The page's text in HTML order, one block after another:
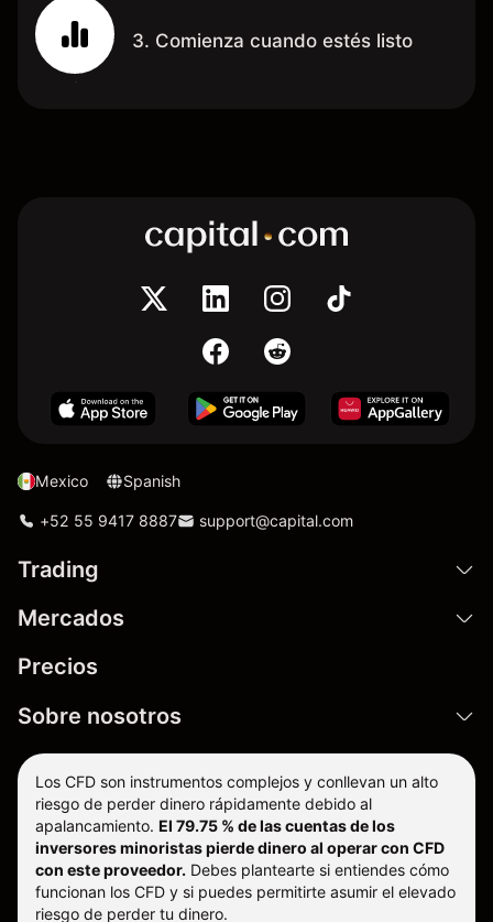
3. Comienza cuando estés listo
Mexico Spanish
+52 55 9417 8887 support@capital.com
Trading
Mercados
Precios
Sobre nosotros
Los CFD son instrumentos complejos y conllevan un alto
riesgo de perder dinero rápidamente debido al
apalancamiento. El 79.75 % de las cuentas de los
inversores minoristas pierde dinero al operar con CFD
con este proveedor. Debes plantearte si entiendes cómo
funcionan los CFD y si puedes permitirte asumir el elevado
riesgo de perder tu dinero.